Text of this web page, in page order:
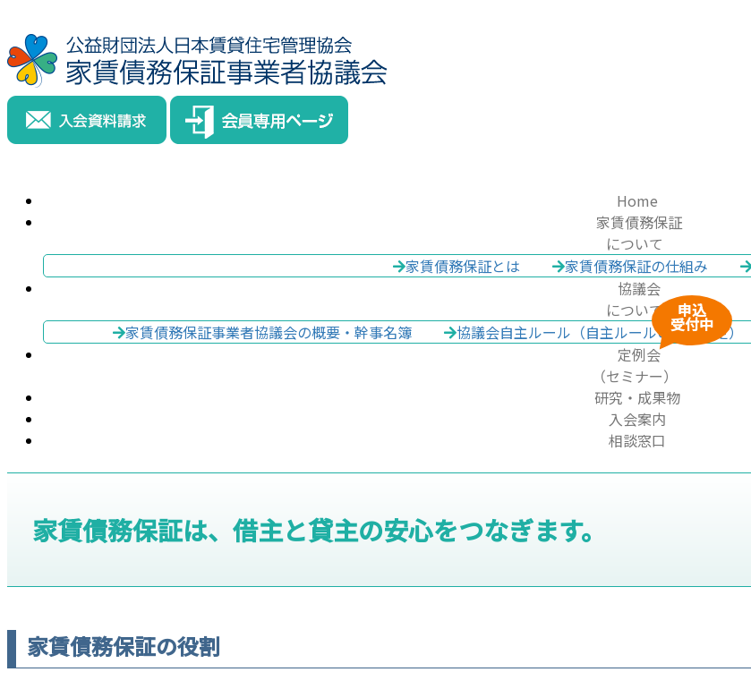
Home
家賃債務保証
について
家賃債務保証とは
家賃債務保証の仕組み
協議会
について
家賃債務保証事業者協議会の概要・幹事名簿
協議会自主ルール（自主ルールの運用規定）
申込
受付中
定例会
（セミナー）
研究・成果物
入会案内
相談窓口
家賃債務保証は、借主と貸主の安心をつなぎます。
家賃債務保証の役割